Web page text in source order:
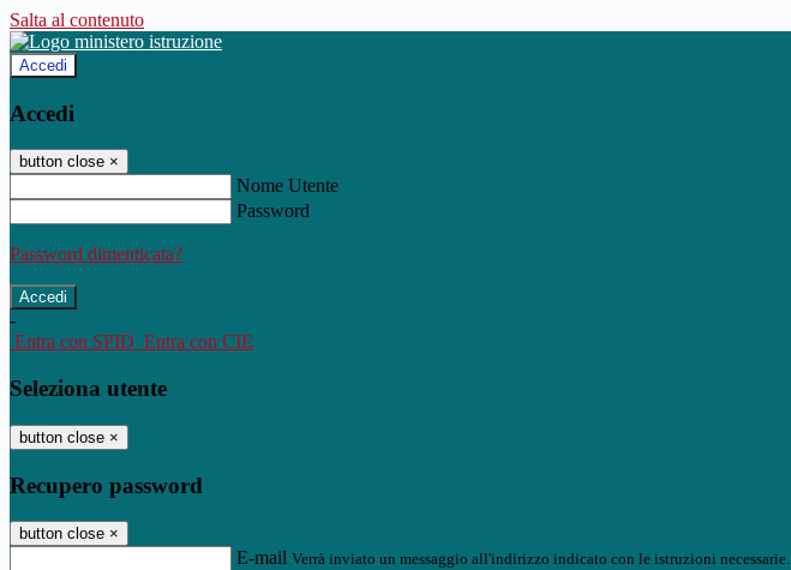
Salta al contenuto
Accedi
Accedi
button close ×
Nome Utente
Password
Password dimenticata?
-
Entra con SPID Entra con CIE
Seleziona utente
button close ×
Recupero password
button close ×
E-mail Verrà inviato un messaggio all'indirizzo indicato con le istruzioni necessarie.